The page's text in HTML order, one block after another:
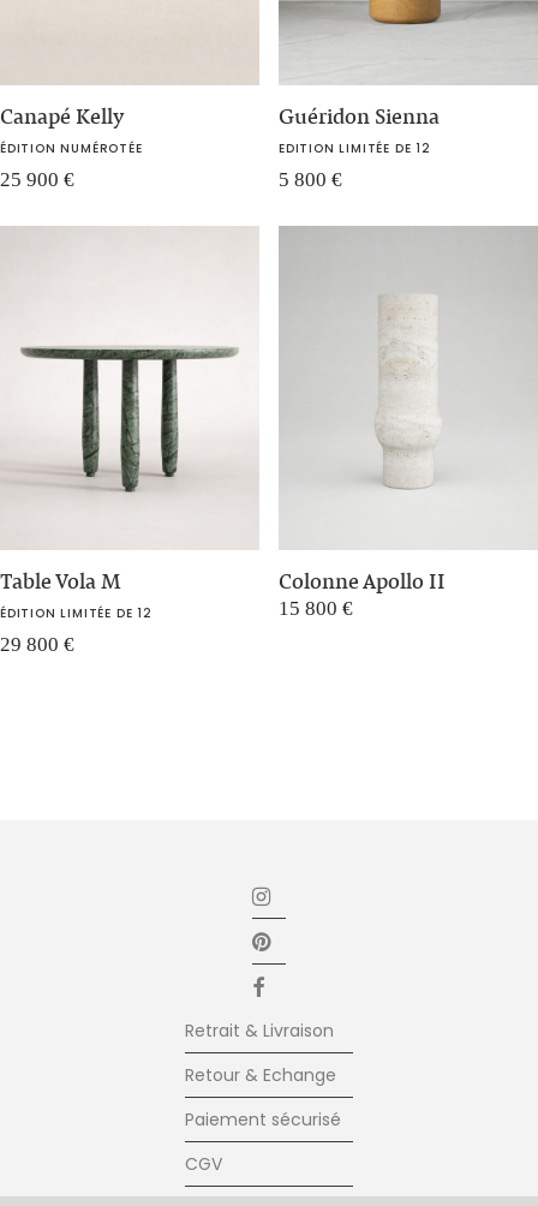
Canapé Kelly
ÉDITION NUMÉROTÉE
25 900 €
Guéridon Sienna
EDITION LIMITÉE DE 12
5 800 €
Table Vola M
ÉDITION LIMITÉE DE 12
29 800 €
Colonne Apollo II
15 800 €
Retrait & Livraison
Retour & Echange
Paiement sécurisé
CGV